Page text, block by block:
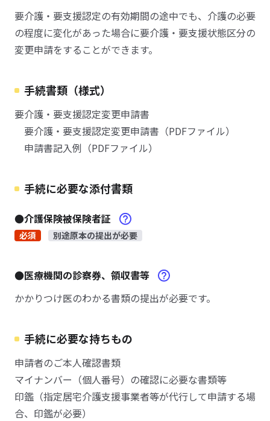
要介護・要支援認定の有効期間の途中でも、介護の必要
の程度に変化があった場合に要介護・要支援状態区分の
変更申請をすることができます。
手続書類（様式）
要介護・要支援認定変更申請書
要介護・要支援認定変更申請書（PDFファイル）
申請書記入例（PDFファイル）
手続に必要な添付書類
●介護保険被保険者証
必須 別途原本の提出が必要
●医療機関の診察券、領収書等
かかりつけ医のわかる書類の提出が必要です。
手続に必要な持ちもの
申請者のご本人確認書類
マイナンバー（個人番号）の確認に必要な書類等
印鑑（指定居宅介護支援事業者等が代行して申請する場
合、印鑑が必要）